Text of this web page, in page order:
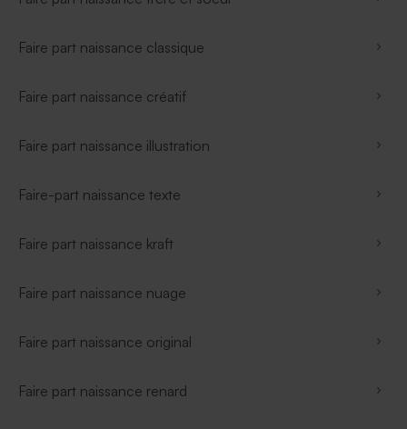
Faire part naissance classique
Faire part naissance créatif
Faire part naissance illustration
Faire-part naissance texte
Faire part naissance kraft
Faire part naissance nuage
Faire part naissance original
Faire part naissance renard